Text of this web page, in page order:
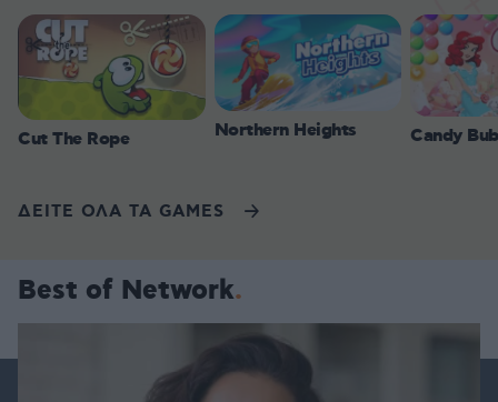
Cut The Rope Northern Heights Candy
ΔΕΙΤΕ ΟΛΑ ΤΑ GAMES
Best of Network